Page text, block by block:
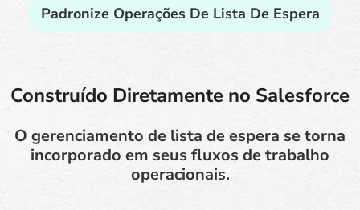
Padronize Operações De Lista De Espera
Construído Diretamente no Salesforce
O gerenciamento de lista de espera se torna
incorporado em seus fluxos de trabalho
operacionais.